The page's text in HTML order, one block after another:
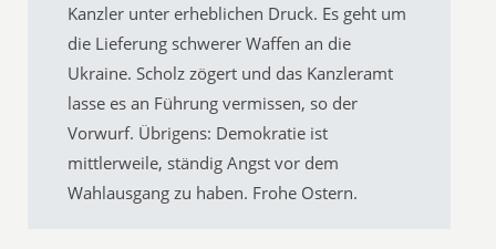
Kanzler unter erheblichen Druck. Es geht um
die Lieferung schwerer Waffen an die
Ukraine. Scholz zögert und das Kanzleramt
lasse es an Führung vermissen, so der
Vorwurf. Übrigens: Demokratie ist
mittlerweile, ständig Angst vor dem
Wahlausgang zu haben. Frohe Ostern.